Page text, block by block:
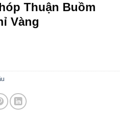
Thuận Buồm
Vàng